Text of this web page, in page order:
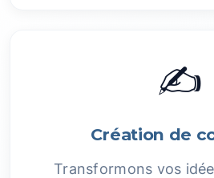
✍️
Création de
Transformons vos